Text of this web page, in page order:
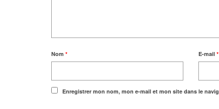
Nom * E-mail *
Enregistrer mon nom, mon e-mail et mon site dans le